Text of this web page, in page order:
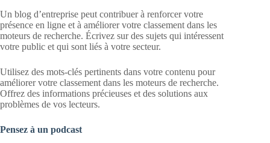
Un blog d’entreprise peut contribuer à renforcer votre
présence en ligne et à améliorer votre classement dans les
moteurs de recherche. Écrivez sur des sujets qui intéressent
votre public et qui sont liés à votre secteur.
Utilisez des mots-clés pertinents dans votre contenu pour
améliorer votre classement dans les moteurs de recherche.
Offrez des informations précieuses et des solutions aux
problèmes de vos lecteurs.
Pensez à un podcast